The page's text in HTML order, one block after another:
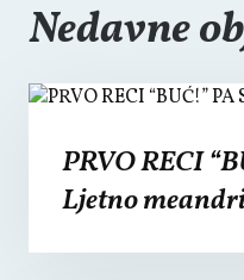
Nedavne
PRVO RECI
Ljetno